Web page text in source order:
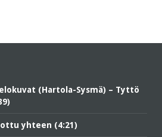
(Hartola-Sysmä) – Tyttö
yhteen (4:21)